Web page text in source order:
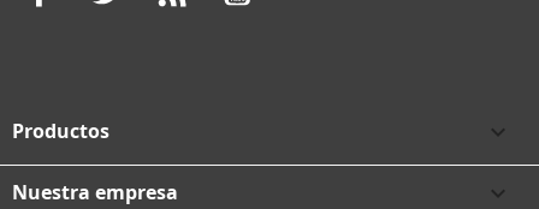
Productos 
Nuestra empresa 